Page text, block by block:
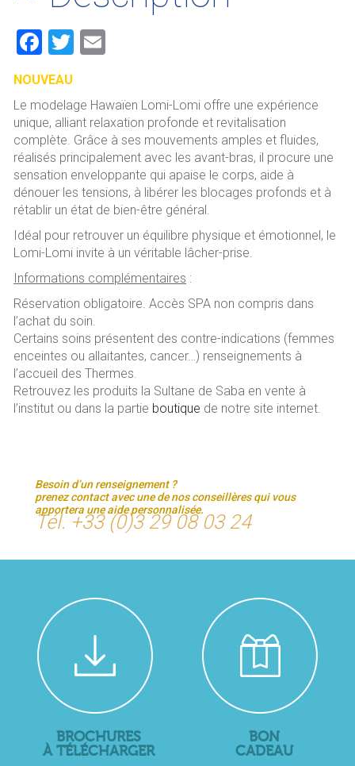
F
a
ce
b
o
ok
T
er
ai
l
NOUVEAU
Le modelage Hawaïen Lomi-Lomi offre une expérience
unique, alliant relaxation profonde et revitalisation
complète. Grâce à ses mouvements amples et fluides,
réalisés principalement avec les avant-bras, il procure une
sensation enveloppante qui apaise le corps, aide à
dénouer les tensions, à libérer les blocages profonds et à
rétablir un état de bien-être général.
Idéal pour retrouver un équilibre physique et émotionnel, le
Lomi-Lomi invite à un véritable lâcher-prise.
Informations complémentaires :
Réservation obligatoire. Accès SPA non compris dans
l’achat du soin.
Certains soins présentent des contre-indications (femmes
enceintes ou allaitantes, cancer…) renseignements à
l’accueil des Thermes.
Retrouvez les produits la Sultane de Saba en vente à
l’institut ou dans la partie boutique de notre site internet.
Besoin d’un renseignement ?
prenez contact avec une de nos conseillères qui vous
apportera une aide personnalisée.
Tél. +33 (0)3 29 08 03 24
BROCHURES
À TÉLÉCHARGER
BON
CADEAU